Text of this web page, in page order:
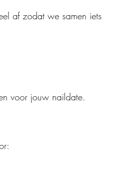
af zodat we samen iets
voor jouw naildate.